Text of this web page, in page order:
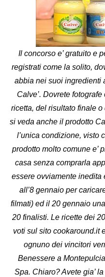
Il concorso e’ gratuito e
registrati come la solito,
abbia nei suoi ingredienti
Calve’. Dovrete
ricetta, del risultato finale
si veda anche il prodotto
l’unica condizione, visto
prodotto molto comune e’
casa senza comprarla
essere ovviamente inedita
all’8 gennaio per
filmati) ed il 20 gennaio
20 finalisti. Le ricette dei
voti sul sito cookaround.it
ognuno dei vincitori
Benessere a
Spa. Chiaro? Avete gia’